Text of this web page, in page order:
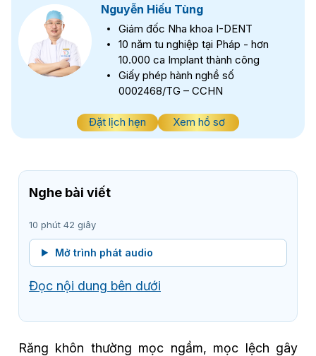
Nguyễn Hiếu Tùng
Giám đốc Nha khoa I-DENT
10 năm tu nghiệp tại Pháp - hơn
10.000 ca Implant thành công
Giấy phép hành nghề số
0002468/TG – CCHN
Đặt lịch hẹn Xem hồ sơ
Nghe bài viết
10 phút 42 giây
Mở trình phát audio
Đọc nội dung bên dưới
Răng khôn thường mọc ngầm, mọc lệch gây